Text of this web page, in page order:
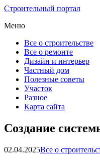
Строительный портал
Меню
Все о строительстве
Все о ремонте
Дизайн и интерьер
Частный дом
Полезные советы
Участок
Разное
Карта сайта
Создание
02.04.2025Все о